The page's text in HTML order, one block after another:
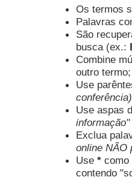
Os termos
Palavras
São
busca (ex.:
Combine
outro
Use
Use aspas
informação"
Exclua
online NÃO
Use * como
contendo